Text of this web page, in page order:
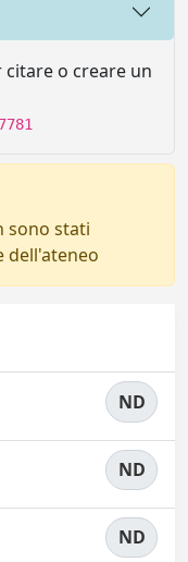
o creare un
sono stati
dell'ateneo
ND
ND
ND